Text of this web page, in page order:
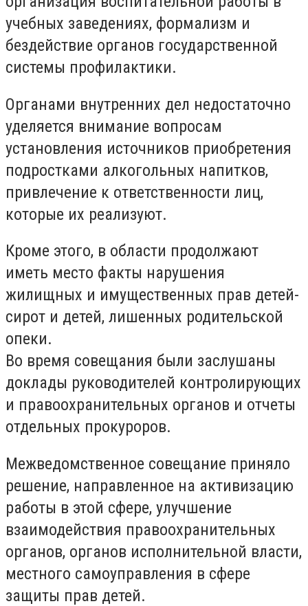
учебных заведениях, формализм и
бездействие органов государственной
системы профилактики.
Органами внутренних дел недостаточно
уделяется внимание вопросам
установления источников приобретения
подростками алкогольных напитков,
привлечение к ответственности лиц,
которые их реализуют.
Кроме этого, в области продолжают
иметь место факты нарушения
жилищных и имущественных прав детей-
сирот и детей, лишенных родительской
опеки.
Во время совещания были заслушаны
доклады руководителей контролирующих
и правоохранительных органов и отчеты
отдельных прокуроров.
Межведомственное совещание приняло
решение, направленное на активизацию
работы в этой сфере, улучшение
взаимодействия правоохранительных
органов, органов исполнительной власти,
местного самоуправления в сфере
защиты прав детей.